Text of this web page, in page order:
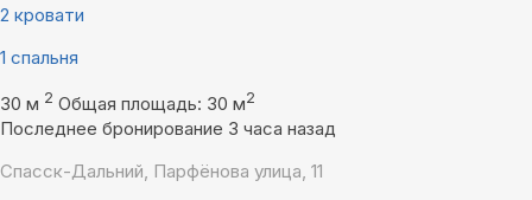
2 кровати
1 спальня
30 м 2 Общая площадь: 30 м2
Последнее бронирование 3 часа назад
Спасск-Дальний, Парфёнова улица, 11